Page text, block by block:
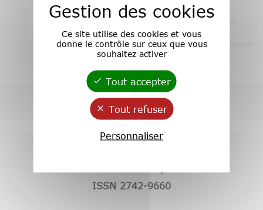
2 - Lire en ligne
ISSN 2742-9660
Gestion des cookies
Ce site utilise des cookies et vous
donne le contrôle sur ceux que vous
souhaitez activer
Tout accepter
Tout refuser
Personnaliser